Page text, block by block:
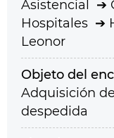
Asistencial
Hospitales
Leonor
Objeto del
Adquisición
despedida